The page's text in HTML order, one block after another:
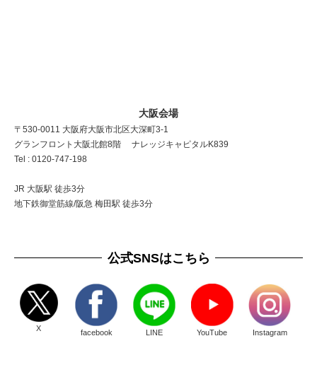
大阪会場
〒530-0011 大阪府大阪市北区大深町3-1
グランフロント大阪北館8階 ナレッジキャピタルK839
Tel : 0120-747-198
JR 大阪駅 徒歩3分
地下鉄御堂筋線/阪急 梅田駅 徒歩3分
公式SNSはこちら
X facebook LINE YouTube Instagram